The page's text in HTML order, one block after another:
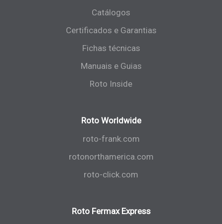
Catálogos
Certificados e Garantias
Fichas técnicas
Manuais e Guias
Roto Inside
Roto Worldwide
roto-frank.com
rotonorthamerica.com
roto-click.com
Roto Fermax Express